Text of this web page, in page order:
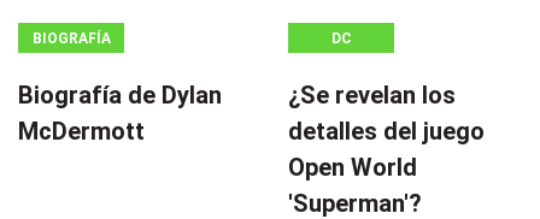
BIOGRAFÍA
Biografía de Dylan
McDermott
DC
¿Se revelan los
detalles del juego
Open World
'Superman'?